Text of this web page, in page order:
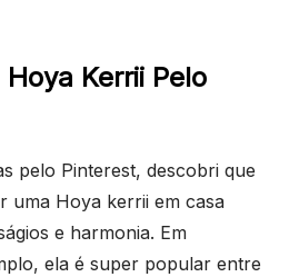
Kerrii Pelo
pelo Pinterest, descobri que
uma Hoya kerrii em casa
e harmonia. Em
ela é super popular entre